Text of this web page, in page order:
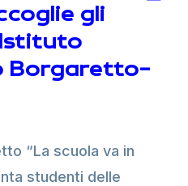
gli
Borgaretto-
“La scuola va in
studenti delle